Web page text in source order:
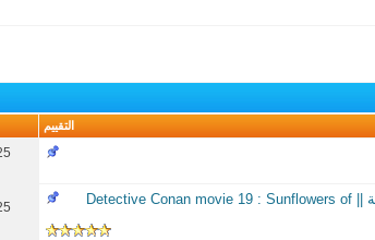
التقييم
فيلم كونان التاسع عشر 19 تباعات الشمس الجهنمية || Detective Conan movie 19 : Sunflowers of